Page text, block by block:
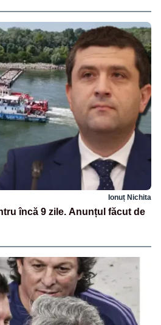
Ionuț Nichita
încă 9 zile. Anunțul făcut de